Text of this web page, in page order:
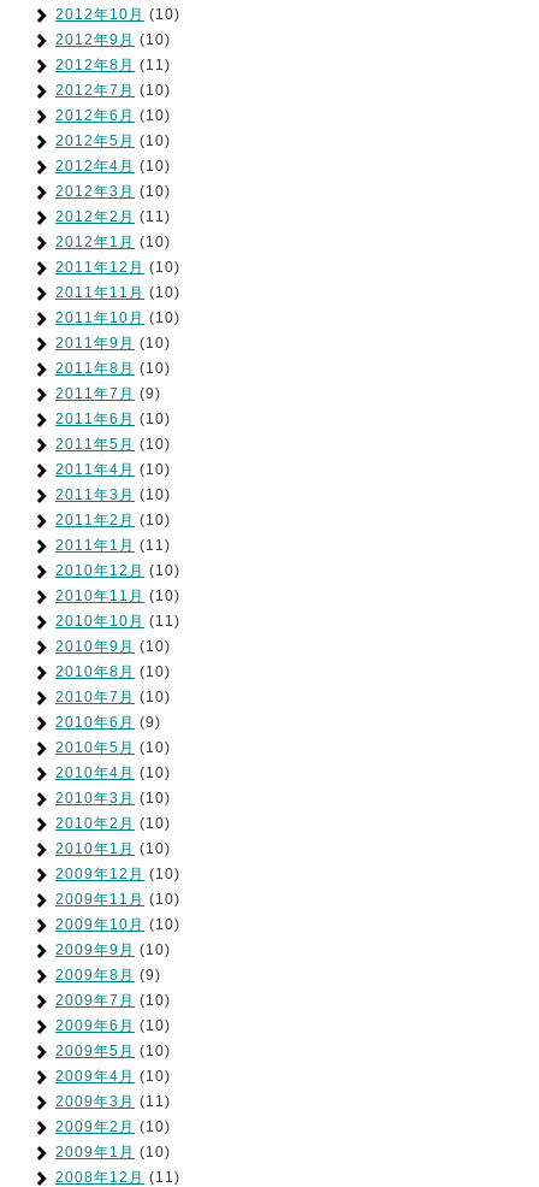
2012年10月 (10)
2012年9月 (10)
2012年8月 (11)
2012年7月 (10)
2012年6月 (10)
2012年5月 (10)
2012年4月 (10)
2012年3月 (10)
2012年2月 (11)
2012年1月 (10)
2011年12月 (10)
2011年11月 (10)
2011年10月 (10)
2011年9月 (10)
2011年8月 (10)
2011年7月 (9)
2011年6月 (10)
2011年5月 (10)
2011年4月 (10)
2011年3月 (10)
2011年2月 (10)
2011年1月 (11)
2010年12月 (10)
2010年11月 (10)
2010年10月 (11)
2010年9月 (10)
2010年8月 (10)
2010年7月 (10)
2010年6月 (9)
2010年5月 (10)
2010年4月 (10)
2010年3月 (10)
2010年2月 (10)
2010年1月 (10)
2009年12月 (10)
2009年11月 (10)
2009年10月 (10)
2009年9月 (10)
2009年8月 (9)
2009年7月 (10)
2009年6月 (10)
2009年5月 (10)
2009年4月 (10)
2009年3月 (11)
2009年2月 (10)
2009年1月 (10)
2008年12月 (11)